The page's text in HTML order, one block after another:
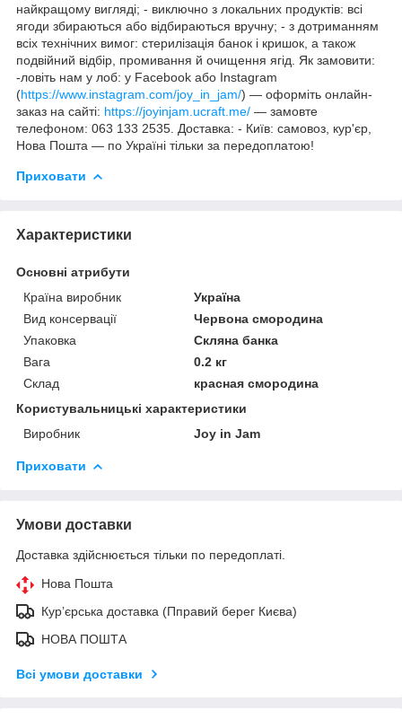
найкращому вигляді; - виключно з локальних продуктів: всі
ягоди збираються або відбираються вручну; - з дотриманням
всіх технічних вимог: стерилізація банок і кришок, а також
подвійний відбір, промивання й очищення ягід. Як замовити:
-ловіть нам у лоб: у Facebook або Instagram
(https://www.instagram.com/joy_in_jam/) — оформіть онлайн-
заказ на сайті: https://joyinjam.ucraft.me/ — замовте
телефоном: 063 133 2535. Доставка: - Київ: самовоз, кур'єр,
Нова Пошта — по Україні тільки за передоплатою!
Приховати
Характеристики
Основні атрибути
Країна виробник
Україна
Вид консервації
Червона смородина
Упаковка
Скляна банка
Вага
0.2 кг
Склад
красная смородина
Користувальницькі характеристики
Виробник
Joy in Jam
Приховати
Умови доставки
Доставка здійснюється тільки по передоплаті.
Нова Пошта
Кур’єрська доставка (Пправий берег Києва)
НОВА ПОШТА
Всі умови доставки